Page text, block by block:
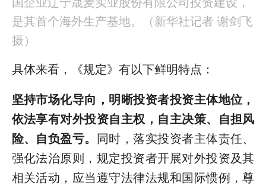
是其首个海外生产基地。（新华社记者 谢剑飞
摄）
具体来看，《规定》有以下鲜明特点：
坚持市场化导向，明晰投资者投资主体地位，
依法享有对外投资自主权，自主决策、自担风
险、自负盈亏。 同时，落实投资者主体责任、
强化法治原则，规定投资者开展对外投资及其
相关活动，应当遵守法律法规和国际惯例，尊